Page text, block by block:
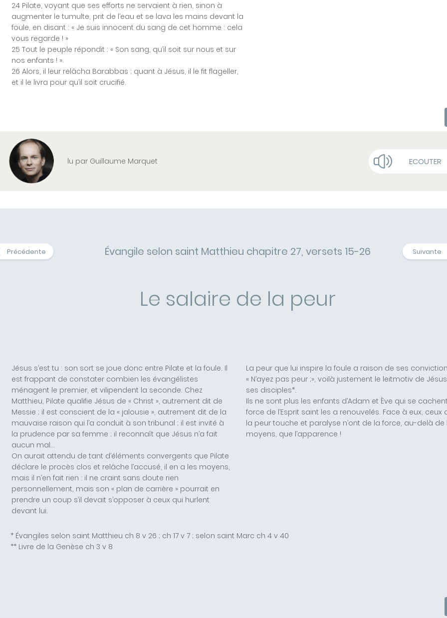
24 Pilate, voyant que ses efforts ne servaient à rien, sinon à
augmenter le tumulte, prit de l’eau et se lava les mains devant la
foule, en disant : « Je suis innocent du sang de cet homme : cela
vous regarde ! »
25 Tout le peuple répondit : « Son sang, qu’il soit sur nous et sur
nos enfants ! »
26 Alors, il leur relâcha Barabbas ; quant à Jésus, il le fit flageller,
et il le livra pour qu’il soit crucifié.
lu par Guillaume Marquet ECOUTER
Évangile selon saint Matthieu chapitre 27, versets 15-26
Le salaire de la peur
Précédente Suivante
Jésus s’est tu : son sort se joue donc entre Pilate et la foule. Il
est frappant de constater combien les évangélistes
ménagent le premier, et vilipendent la seconde. Chez
Matthieu, Pilate qualifie Jésus de « Christ », autrement dit de
Messie ; il est conscient de la « jalousie », autrement dit de la
mauvaise raison qui l’a conduit à son tribunal ; il est invité à
la prudence par sa femme ; il reconnaît que Jésus n’a fait
aucun mal…
On aurait attendu de tant d’éléments convergents que Pilate
déclare le procès clos et relâche l’accusé, il en a les moyens,
mais il n’en fait rien : il ne craint sans doute rien
personnellement, mais son « plan de carrière » pourrait en
prendre un coup s’il devait s’opposer à ceux qui hurlent
devant lui.
La peur que lui inspire la foule a raison de ses
« N’ayez pas peur ;», voilà justement le leitmotiv de
ses disciples*.
Ils ne sont plus les enfants d’Adam et Ève qui se
force de l’Esprit saint les a renouvelés. Face à eux, ceux
la peur touche et paralyse n’ont de la force, au-delà de
moyens, que l’apparence !
* Évangiles selon saint Matthieu ch 8 v 26 ; ch 17 v 7 ; selon saint Marc ch 4 v 40
** Livre de la Genèse ch 3 v 8